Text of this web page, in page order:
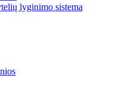
lyginimo sistema